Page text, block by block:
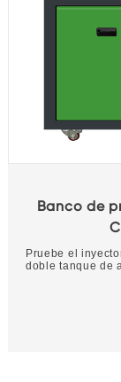
Banco de
Pruebe el
doble tanque de